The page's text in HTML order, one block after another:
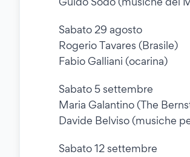
Sabato 29 agosto
Rogerio Tavares (Brasile)
Fabio Galliani (ocarina)
Sabato 5 settembre
Maria Galantino (The
Davide Belviso (musiche
Sabato 12 settembre